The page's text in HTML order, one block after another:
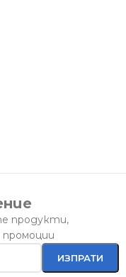
продукти,
промоции